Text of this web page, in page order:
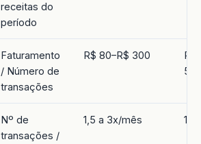
receitas do
período
Faturamento
/ Número de
transações
R$ 80–R$ 300
R$
Nº de
transações /
1,5 a 3x/mês 1 a